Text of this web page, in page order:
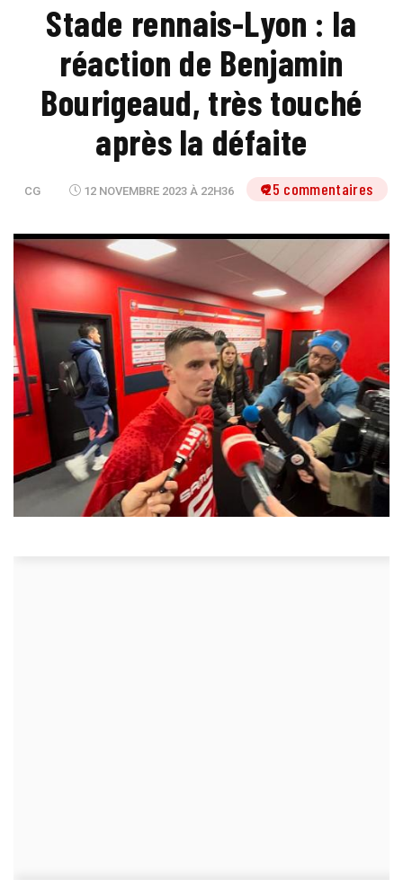
Stade rennais-Lyon : la
réaction de Benjamin
Bourigeaud, très touché
après la défaite
CG 12 NOVEMBRE 2023 À 22H36 25 commentaires